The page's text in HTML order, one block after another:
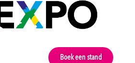
Boek een stand